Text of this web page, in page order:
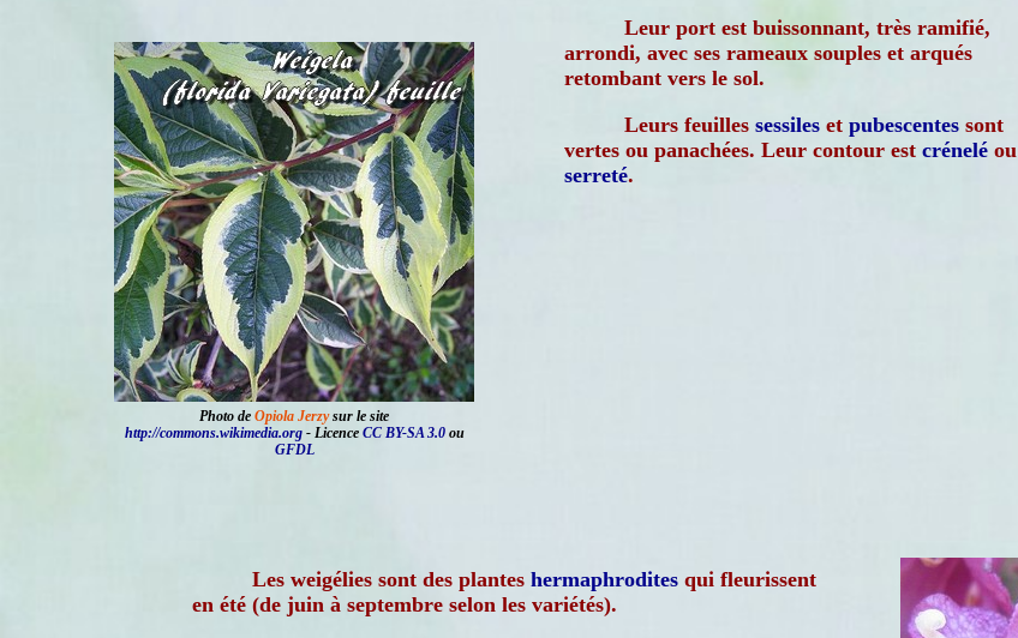
Leur port est buissonnant, très ramifié,
arrondi, avec ses rameaux souples et arqués
retombant vers le sol.
Leurs feuilles sessiles et pubescentes sont
vertes ou panachées. Leur contour est crénelé ou
serreté.
Photo de Opiola Jerzysur le site
http://commons.wikimedia.org- Licence CC BY-SA 3.0ou
GFDL
Les weigélies sont des plantes hermaphrodites qui fleurissent
en été (de juin à septembre selon les variétés).